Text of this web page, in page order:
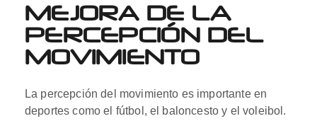
MEJORA DE LA
PERCEPCIÓN DEL
MOVIMIENTO
La percepción del movimiento es importante en
deportes como el fútbol, el baloncesto y el voleibol.